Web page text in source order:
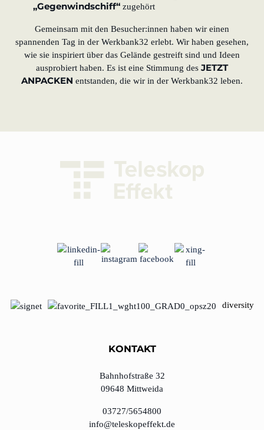
„Gegenwindschiff“ zugehört
Gemeinsam mit den Besucher:innen haben wir einen
spannenden Tag in der Werkbank32 erlebt. Wir haben gesehen,
wie sie inspiriert über das Gelände gestreift sind und Ideen
ausprobiert haben. Es ist eine Stimmung des JETZT
ANPACKEN entstanden, die wir in der Werkbank32 leben.
diversity
KONTAKT
Bahnhofstraße 32
09648 Mittweida
03727/5654800
info@teleskopeffekt.de